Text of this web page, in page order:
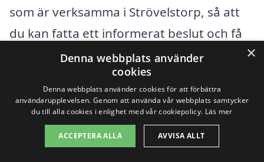
som är verksamma i Strövelstorp, så att
du kan fatta ett informerat beslut och få
den bästa möjliga lösningen för ditt hem.
Få 3 erbjudanden, gratis och utan
förpliktelser
×
Denna webbplats använder
cookies
Denna webbplats använder cookies för att förbättra
användarupplevelsen. Genom att använda vår webbplats samtycker
du till alla cookies i enlighet med vår cookiepolicy. Läs mer
ACCEPTERA ALLA AVVISA ALLT